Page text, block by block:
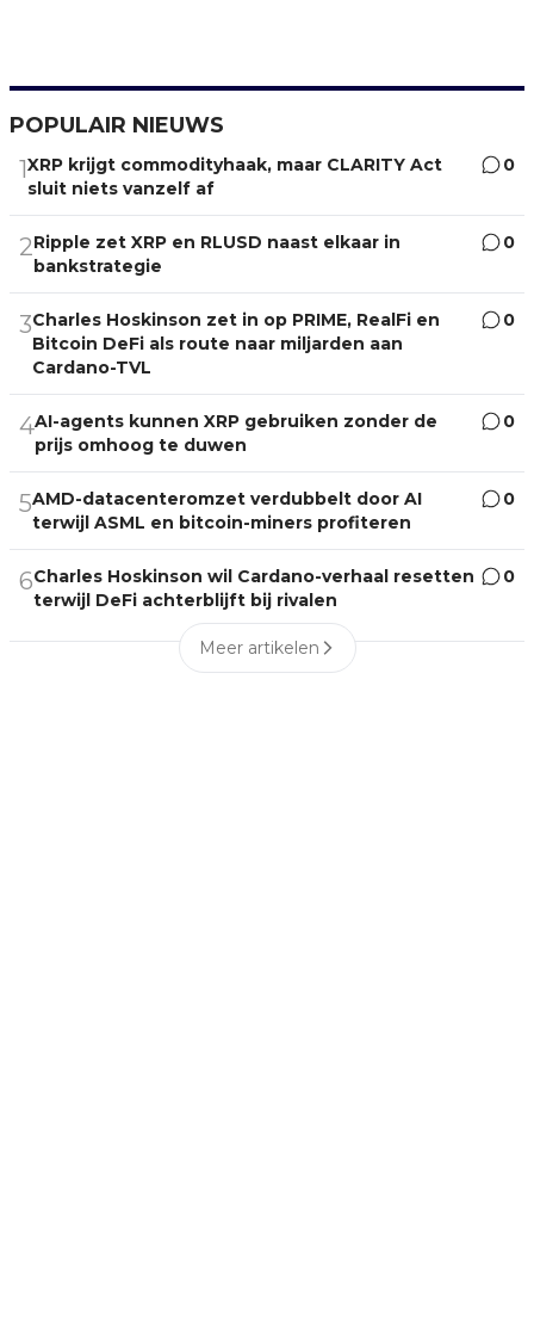
POPULAIR NIEUWS
1XRP krijgt commodityhaak, maar CLARITY Act
sluit niets vanzelf af
0
2Ripple zet XRP en RLUSD naast elkaar in
bankstrategie
0
3Charles Hoskinson zet in op PRIME, RealFi en
Bitcoin DeFi als route naar miljarden aan
Cardano-TVL
0
4AI-agents kunnen XRP gebruiken zonder de
prijs omhoog te duwen
0
5AMD-datacenteromzet verdubbelt door AI
terwijl ASML en bitcoin-miners profiteren
0
6Charles Hoskinson wil Cardano-verhaal resetten
terwijl DeFi achterblijft bij rivalen
0
Meer artikelen